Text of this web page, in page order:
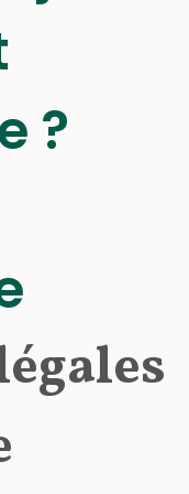
?